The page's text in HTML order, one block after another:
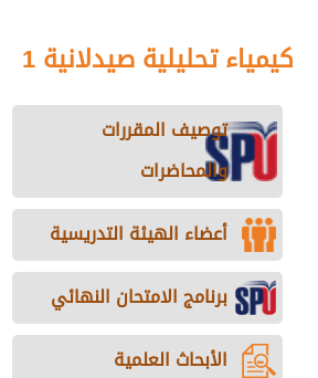
كيمياء تحليلية صيدلانية 1
توصيف المقررات
والمحاضرات
أعضاء الهيئة التدريسية
برنامج الامتحان النهائي
الأبحاث العلمية